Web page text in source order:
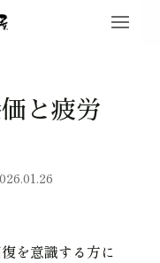
と疲労
を意識する方に